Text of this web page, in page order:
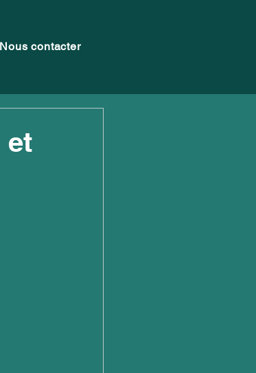
Nous contacter
et